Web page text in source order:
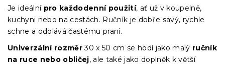
Je ideální pro každodenní použití, ať už v koupelně,
kuchyni nebo na cestách. Ručník je dobře savý, rychle
schne a odolává častému praní.
Univerzální rozměr30 x 50 cm se hodí jako malý ručník
na ruce nebo obličej, ale také jako doplněk k větší